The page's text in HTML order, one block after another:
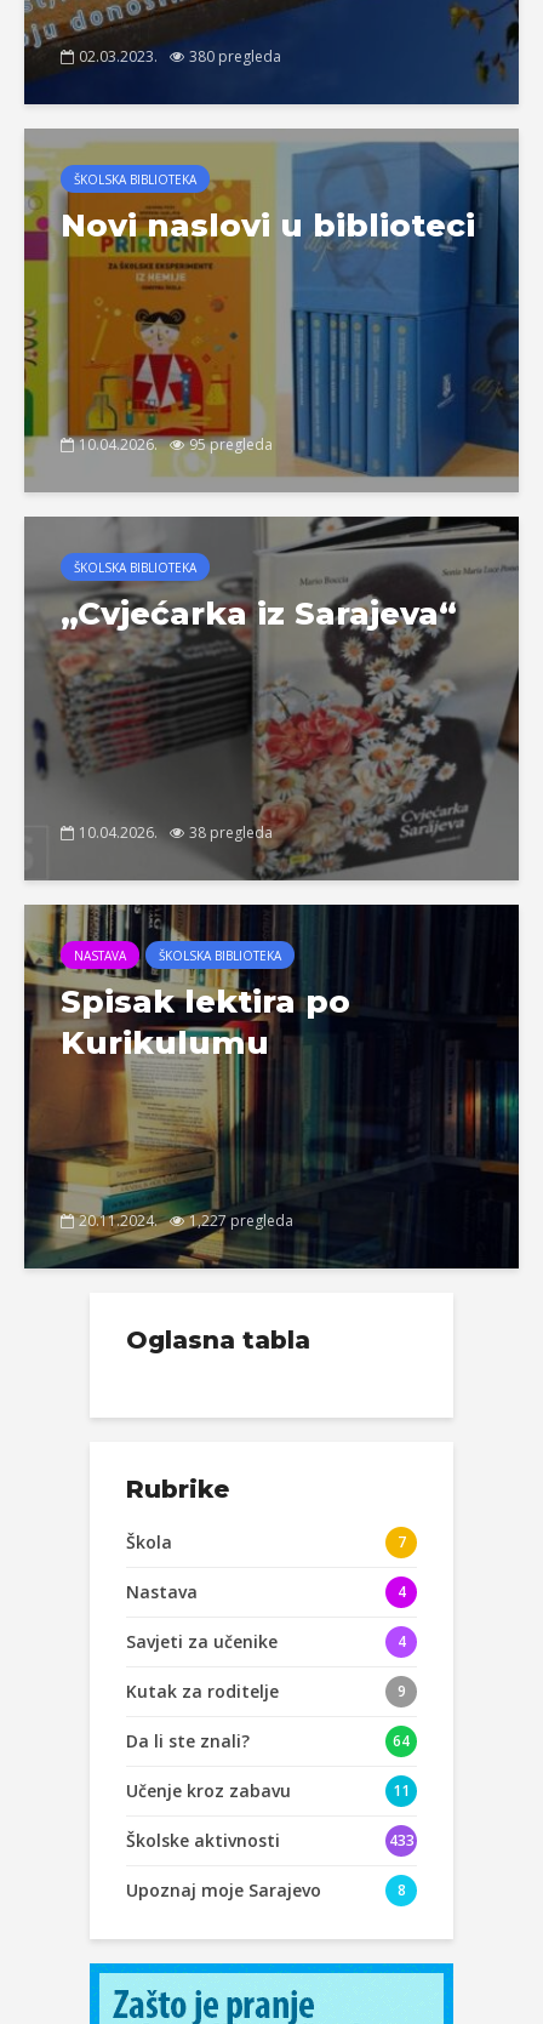
02.03.2023. 380 pregleda
ŠKOLSKA BIBLIOTEKA
Novi naslovi u biblioteci
10.04.2026. 95 pregleda
ŠKOLSKA BIBLIOTEKA
„Cvjećarka iz Sarajeva“
10.04.2026. 38 pregleda
NASTAVA ŠKOLSKA BIBLIOTEKA
Spisak lektira po
Kurikulumu
20.11.2024. 1,227 pregleda
Oglasna tabla
Rubrike
Škola 7
Nastava 4
Savjeti za učenike 4
Kutak za roditelje 9
Da li ste znali? 64
Učenje kroz zabavu 11
Školske aktivnosti 433
Upoznaj moje Sarajevo 8